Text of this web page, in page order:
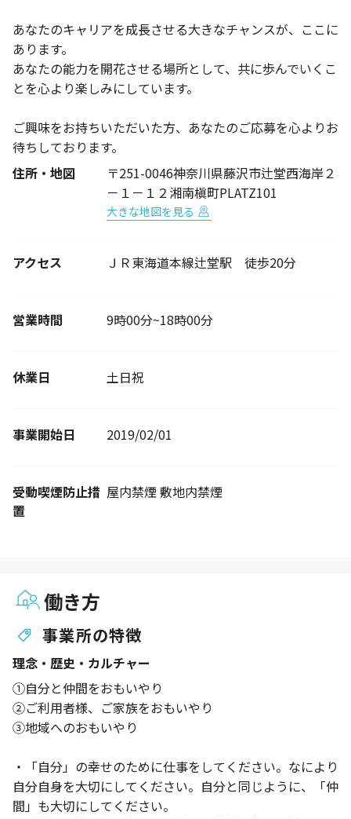
あなたのキャリアを成長させる大きなチャンスが、ここに
あります。
あなたの能力を開花させる場所として、共に歩んでいくこ
とを心より楽しみにしています。
ご興味をお持ちいただいた方、あなたのご応募を心よりお
待ちしております。
住所・地図
〒251-0046神奈川県藤沢市辻堂西海岸２
－１－１２湘南槇町PLATZ101
大きな地図を見る
アクセス ＪＲ東海道本線辻堂駅 徒歩20分
営業時間 9時00分~18時00分
休業日 土日祝
事業開始日 2019/02/01
受動喫煙防止措
置
屋内禁煙 敷地内禁煙
働き方
事業所の特徴
理念・歴史・カルチャー
①自分と仲間をおもいやり
②ご利用者様、ご家族をおもいやり
③地域へのおもいやり
・「自分」の幸せのために仕事をしてください。なにより
自分自身を大切にしてください。自分と同じように、「仲
間」も大切にしてください。